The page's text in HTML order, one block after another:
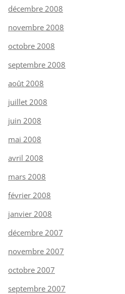
décembre 2008
novembre 2008
octobre 2008
septembre 2008
août 2008
juillet 2008
juin 2008
mai 2008
avril 2008
mars 2008
février 2008
janvier 2008
décembre 2007
novembre 2007
octobre 2007
septembre 2007